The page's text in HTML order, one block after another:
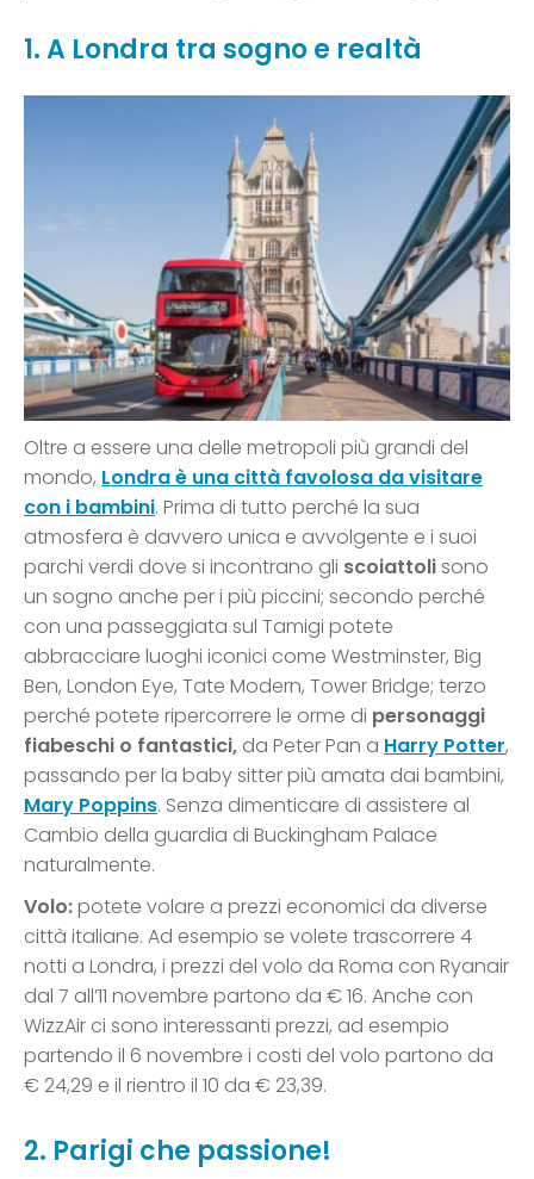
1. A Londra tra sogno e realtà
Oltre a essere una delle metropoli più grandi del
mondo, Londra è una città favolosa da visitare
con i bambini. Prima di tutto perché la sua
atmosfera è davvero unica e avvolgente e i suoi
parchi verdi dove si incontrano gli scoiattolisono
un sogno anche per i più piccini; secondo perché
con una passeggiata sul Tamigi potete
abbracciare luoghi iconici come Westminster, Big
Ben, London Eye, Tate Modern, Tower Bridge; terzo
perché potete ripercorrere le orme di personaggi
fiabeschi o fantastici, da Peter Pan a Harry Potter,
passando per la baby sitter più amata dai bambini,
Mary Poppins. Senza dimenticare di assistere al
Cambio della guardia di Buckingham Palace
naturalmente.
Volo:potete volare a prezzi economici da diverse
città italiane. Ad esempio se volete trascorrere 4
notti a Londra, i prezzi del volo da Roma con Ryanair
dal 7 all’11 novembre partono da € 16. Anche con
WizzAir ci sono interessanti prezzi, ad esempio
partendo il 6 novembre i costi del volo partono da
€ 24,29 e il rientro il 10 da € 23,39.
2. Parigi che passione!